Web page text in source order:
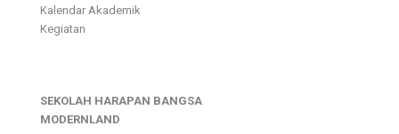
Kalendar Akademik
Kegiatan
SEKOLAH HARAPAN BANGSA
MODERNLAND